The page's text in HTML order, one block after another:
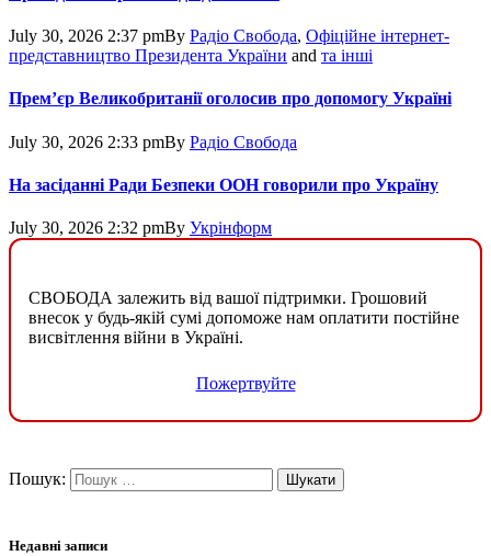
July 30, 2026 2:37 pmBy Радіо Свобода, Офіційне інтернет-
представництво Президента України and та інші
Прем’єр Великобританії оголосив про допомогу Україні
July 30, 2026 2:33 pmBy Радіо Свобода
На засіданні Ради Безпеки ООН говорили про Україну
July 30, 2026 2:32 pmBy Укрінформ
СВОБОДА залежить від вашої підтримки. Грошовий
внесок у будь-якій сумі допоможе нам оплатити постійне
висвітлення війни в Україні.
Пожертвуйте
Пошук:
Недавні записи